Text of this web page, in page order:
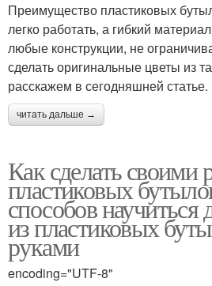
Преимущество пластиковых
легко работать, а гибкий
любые конструкции, не
сделать оригинальные цветы из
расскажем в сегодняшней статье.
читать дальше →
Как сделать своими
пластиковых
способов научиться
из пластиковых
руками
encoding="UTF-8"